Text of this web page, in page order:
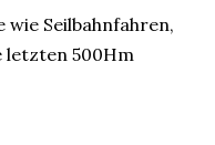
Seilbahnfahren,
letzten 500Hm